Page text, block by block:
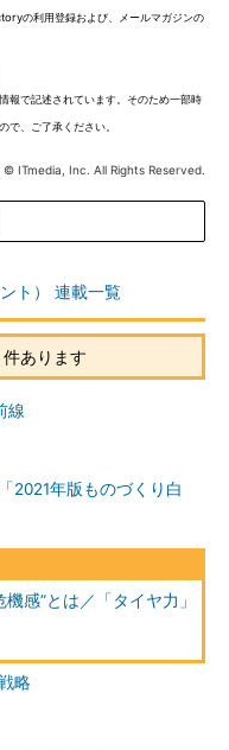
の利用登録および、メールマガジンの
報で記述されています。そのため一部時
で、ご了承ください。
ITmedia, Inc. All Rights Reserved.
ト） 連載一覧
あります
線
2021年版ものづくり白
感”とは／「タイヤ力」
略